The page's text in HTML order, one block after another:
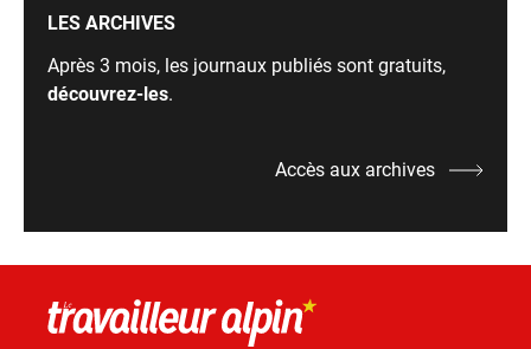
LES ARCHIVES
Après 3 mois, les journaux publiés sont gratuits,
découvrez-les.
Accès aux archives